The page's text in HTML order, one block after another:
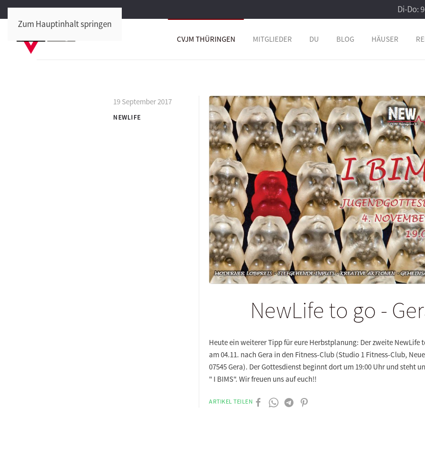
Zum Hauptinhalt springen
Di-Do:
CVJM THÜRINGEN MITGLIEDER DU BLOG HÄUSER
19 September 2017
NEWLIFE
NewLife to go -
Heute ein weiterer Tipp für eure Herbstplanung: Der zweite NewLife
am 04.11. nach Gera in den Fitness-Club (Studio 1 Fitness-Club,
07545 Gera). Der Gottesdienst beginnt dort um 19:00 Uhr und steht
" I BIMS". Wir freuen uns auf euch!!
ARTIKEL TEILEN